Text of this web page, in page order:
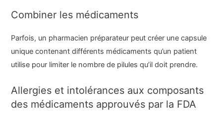
Combiner les médicaments
Parfois, un pharmacien préparateur peut créer une capsule
unique contenant différents médicaments qu’un patient
utilise pour limiter le nombre de pilules qu’il doit prendre.
Allergies et intolérances aux composants
des médicaments approuvés par la FDA